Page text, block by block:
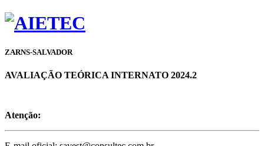
ZARNS-SALVADOR
AVALIAÇÃO TEÓRICA INTERNATO 2024.2
Atenção: